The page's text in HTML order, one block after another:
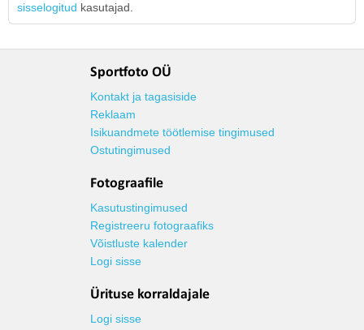
sisselogitud kasutajad.
Sportfoto OÜ
Kontakt ja tagasiside
Reklaam
Isikuandmete töötlemise tingimused
Ostutingimused
Fotograafile
Kasutustingimused
Registreeru fotograafiks
Võistluste kalender
Logi sisse
Ürituse korraldajale
Logi sisse